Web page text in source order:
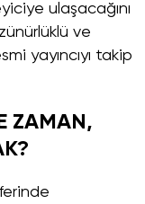
ulaşacağını
ve
yayıncıyı takip
ZAMAN,